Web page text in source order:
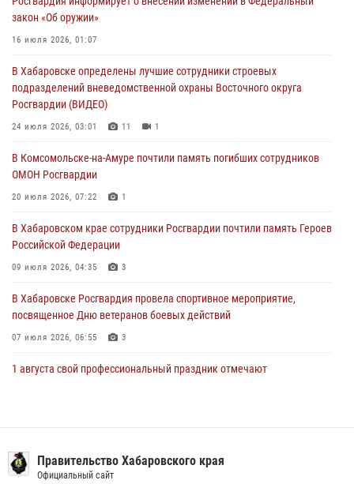
избирательного права
31 июля 2026, 03:26
женщине, потерявшей сознание во время массового мероприятия
29 июля 2026, 23:24 2
В Хабаровске продолжается акция «Каникулы с Росгвардией»
За прошедшую неделю в Хабаровском крае росгвардейцы провели
свыше 120 проверок условий хранения оружия
закон «Об оружии»
16 июля 2026, 01:07
В Хабаровске определены лучшие сотрудники строевых
подразделений вневедомственной охраны Восточного округа
Росгвардии (ВИДЕО)
24 июля 2026, 03:01 11 1
В Комсомольске-на-Амуре почтили память погибших сотрудников
ОМОН Росгвардии
20 июля 2026, 07:22 1
В Хабаровском крае сотрудники Росгвардии почтили память Героев
Российской Федерации
09 июля 2026, 04:35 3
В Хабаровске Росгвардия провела спортивное мероприятие,
посвященное Дню ветеранов боевых действий
07 июля 2026, 06:55 3
1 августа свой профессиональный праздник отмечают
15 июля 2026, 00:27
Правительство Хабаровского края
Официальный сайт